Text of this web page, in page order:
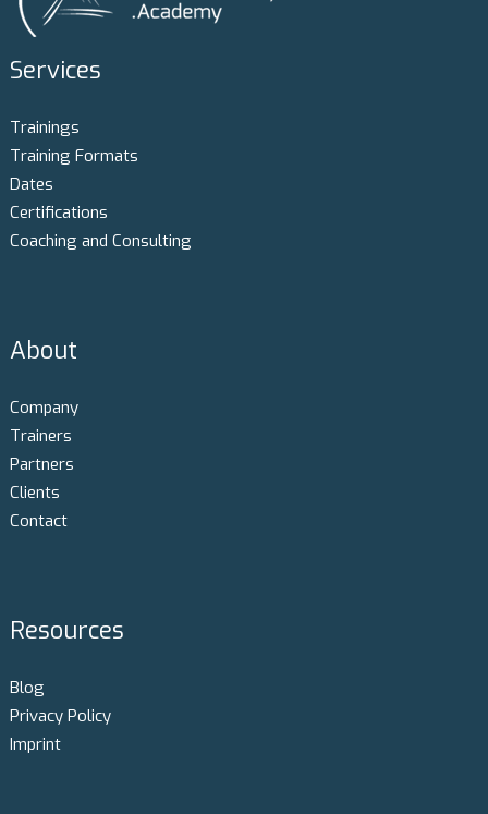
Services
Trainings
Training Formats
Dates
Certifications
Coaching and Consulting
About
Company
Trainers
Partners
Clients
Contact
Resources
Blog
Privacy Policy
Imprint